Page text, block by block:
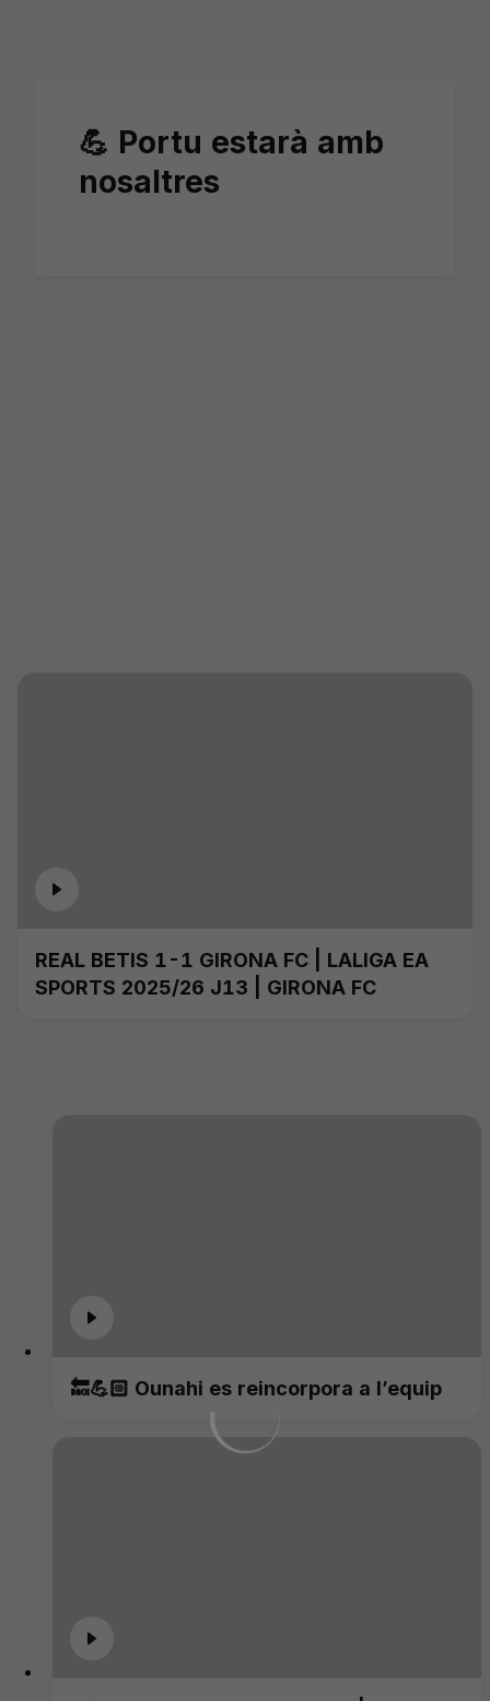
💪 Portu estarà amb
nosaltres
REAL BETIS 1-1 GIRONA FC | LALIGA EA
SPORTS 2025/26 J13 | GIRONA FC
🔙💪🏻 Ounahi es reincorpora a l’equip